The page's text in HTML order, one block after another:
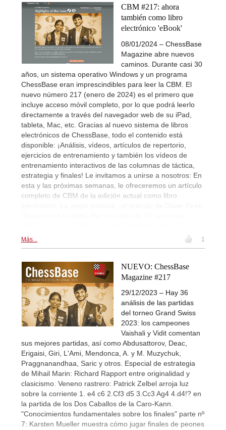
CBM #217: ahora
también como libro
electrónico 'eBook'
08/01/2024 – ChessBase
Magazine abre nuevos
caminos. Durante casi 30
años, un sistema operativo Windows y un programa
ChessBase eran imprescindibles para leer la CBM. El
nuevo número 217 (enero de 2024) es el primero que
incluye acceso móvil completo, por lo que podrá leerlo
directamente a través del navegador web de su iPad,
tableta, Mac, etc. Gracias al nuevo sistema de libros
electrónicos de ChessBase, todo el contenido está
disponible: ¡Análisis, vídeos, artículos de repertorio,
ejercicios de entrenamiento y también los vídeos de
entrenamiento interactivos de las columnas de táctica,
estrategia y finales! Le invitamos a unirse a nosotros: En
esta y las próximas semanas, le ofreceremos un artículo
completo de CBM de la edición actual como libro
Más... 1
NUEVO: ChessBase
Magazine #217
29/12/2023 – Hay 36
análisis de las partidas
del torneo Grand Swiss
2023: los campeones
Vaishali y Vidit comentan
sus mejores partidas, así como Abdusattorov, Deac,
Erigaisi, Giri, L'Ami, Mendonca, A. y M. Muzychuk,
Praggnanandhaa, Saric y otros. Especial de estrategia
de Mihail Marin: Richard Rapport entre originalidad y
clasicismo. Veneno rastrero: Patrick Zelbel arroja luz
sobre la corriente 1. e4 c6 2.Cf3 d5 3.Cc3 Ag4 4.d4!? en
la partida de los Dos Caballos de la Caro-Kann.
"Conocimientos fundamentales sobre los finales" parte nº
7: Karsten Mueller muestra cómo jugar finales de peones